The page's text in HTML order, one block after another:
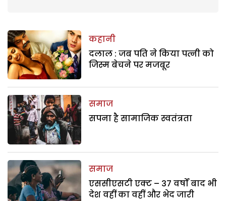
कहानी
दलाल : जब पति ने किया पत्नी को
जिस्म बेचने पर मजबूर
समाज
सपना है सामाजिक स्वतंत्रता
समाज
एससीएसटी एक्ट – 37 वर्षों बाद भी
देश वहीं का वहीं और भेद जारी